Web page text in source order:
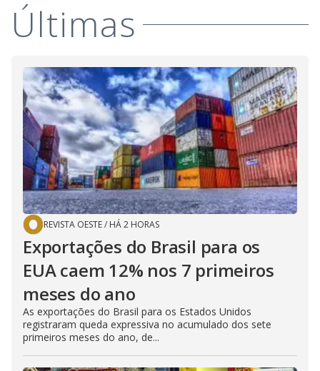
Últimas
REVISTA OESTE/ HÁ 2 HORAS
Exportações do Brasil para os
EUA caem 12% nos 7 primeiros
meses do ano
As exportações do Brasil para os Estados Unidos
registraram queda expressiva no acumulado dos sete
primeiros meses do ano, de...